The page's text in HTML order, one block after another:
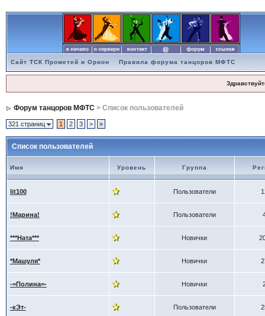
Сайт ТСК Прометей и Орион Правила форума танцоров МФТС
Форум танцоров МФТС> Список пользователей
321 страниц 1 2 3 > »
Список пользователей
Имя Уровень Группа
lit100 Пользователи
!Марина! Пользователи
***Ната*** Новички
*Машуля* Новички
-=Полина=- Новички
-кЭт- Пользователи